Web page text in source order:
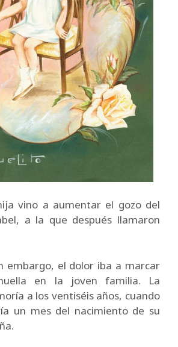
vino a aumentar el gozo del
a la que después llamaron
embargo, el dolor iba a marcar
en la joven familia. La
a los ventiséis años, cuando
un mes del nacimiento de su